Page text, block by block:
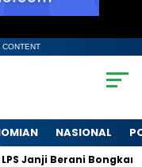
CONTENT
NASIONAL
Berani Bongkar Krisis